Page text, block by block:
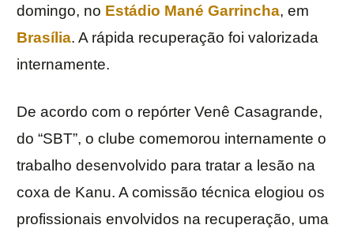
domingo, no Estádio Mané Garrincha, em
Brasília. A rápida recuperação foi valorizada
internamente.
De acordo com o repórter Venê Casagrande,
do “SBT”, o clube comemorou internamente o
trabalho desenvolvido para tratar a lesão na
coxa de Kanu. A comissão técnica elogiou os
profissionais envolvidos na recuperação, uma